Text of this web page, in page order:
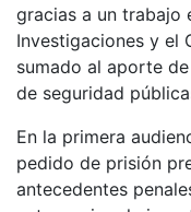
gracias a un trabajo
Investigaciones y el
sumado al aporte
de seguridad
En la primera
pedido de prisión
antecedentes